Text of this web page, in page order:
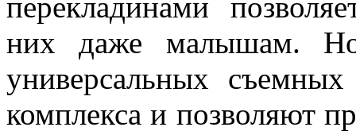
перекладинами
них даже малышам.
универсальных
комплекса и позволяют